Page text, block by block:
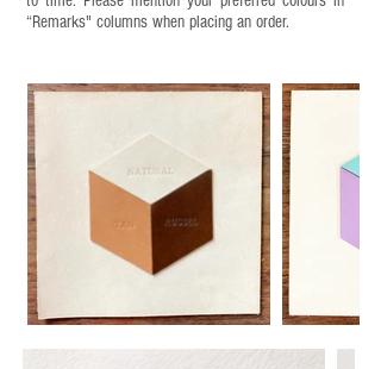
“Remarks" columns when placing an order.